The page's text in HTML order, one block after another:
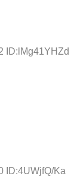
ID:lMg41YHZd
ID:4UWjfQ/Ka